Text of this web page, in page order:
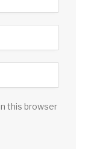
this browser